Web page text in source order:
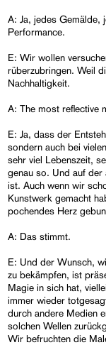
A: Ja, jedes Gemälde,
Performance.
E: Wir wollen
rüberzubringen. Weil
Nachhaltigkeit.
A: The most reflective
E: Ja, dass der
sondern auch bei
sehr viel Lebenszeit,
genau so. Und auf der
ist. Auch wenn wir
Kunstwerk gemacht
pochendes Herz
A: Das stimmt.
E: Und der Wunsch,
zu bekämpfen, ist
Magie in sich hat,
immer wieder
durch andere Medien
solchen Wellen
Wir befruchten die